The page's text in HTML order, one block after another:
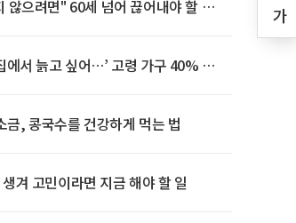
가
않으려면" 60세 넘어 끊어내야 할 사
에서 늙고 싶어…’ 고령 가구 40% 노
금, 콩국수를 건강하게 먹는 법
겨 고민이라면 지금 해야 할 일